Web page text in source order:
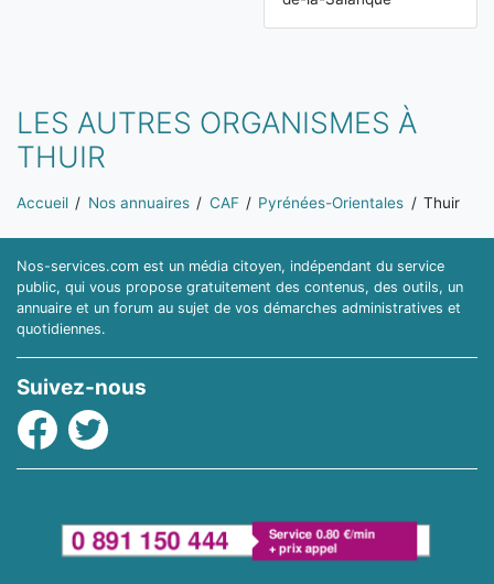
LES AUTRES ORGANISMES À
THUIR
Vous êtes ici:
Accueil Nos annuaires CAF Pyrénées-Orientales Thuir
Nos-services.com est un média citoyen, indépendant du service
public, qui vous propose gratuitement des contenus, des outils, un
annuaire et un forum au sujet de vos démarches administratives et
quotidiennes.
Suivez-nous
Facebook
Twitter